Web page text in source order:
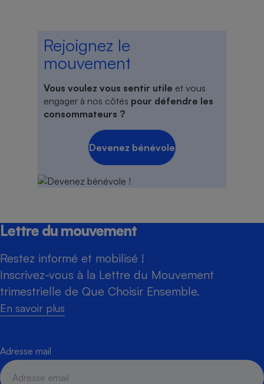
Rejoignez le
mouvement
Vous voulez vous sentir utile et vous
engager à nos côtés pour défendre les
consommateurs ?
Devenez bénévole
Lettre du mouvement
Restez informé et mobilisé !
Inscrivez-vous à la Lettre du Mouvement
trimestrielle de Que Choisir Ensemble.
En savoir plus
Adresse mail